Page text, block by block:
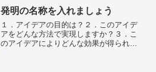
発明の名称を入れましょう
１．アイデアの目的は？２．このアイデ
アをどんな方法で実現しますか？３．こ
のアイデアによりどんな効果が得られま